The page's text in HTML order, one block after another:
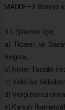
MADDE–3-İhaleye
3.1-Şirketler İçin;
a) Ticaret ve
Belgesi,
b) Noter Tasdikli
c) Vekil ise
d) Vergi borcu
e) Kanuni